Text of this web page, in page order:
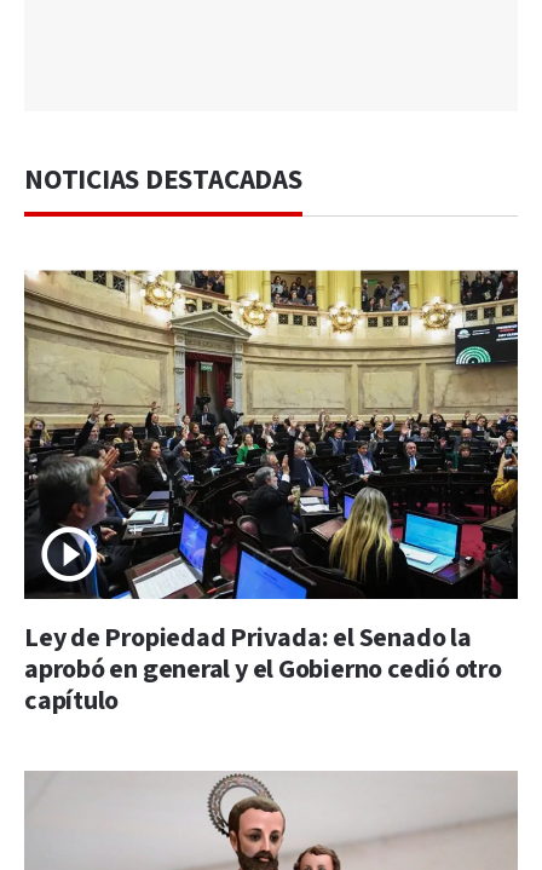
NOTICIAS DESTACADAS
Ley de Propiedad Privada: el Senado la
aprobó en general y el Gobierno cedió otro
capítulo